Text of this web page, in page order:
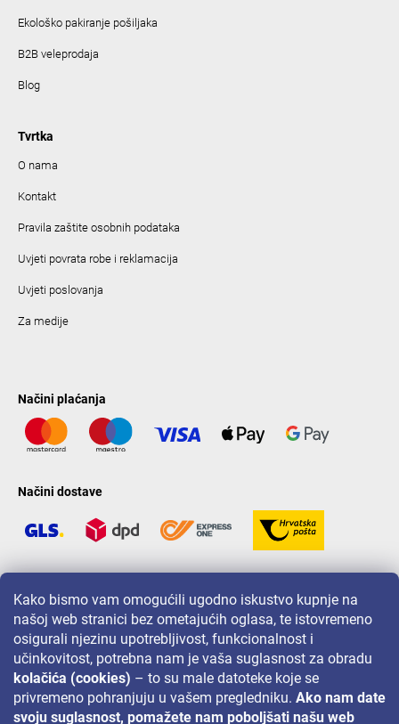
Kako bismo vam omogućili ugodno iskustvo kupnje na
našoj web stranici bez ometajućih oglasa, te istovremeno
osigurali njezinu upotrebljivost, funkcionalnost i
učinkovitost, potrebna nam je vaša suglasnost za obradu
kolačića (cookies) – to su male datoteke koje se
privremeno pohranjuju u vašem pregledniku. Ako nam date
svoju suglasnost, pomažete nam poboljšati našu web
Ekološko pakiranje pošiljaka
B2B veleprodaja
Blog
Tvrtka
O nama
Kontakt
Pravila zaštite osobnih podataka
Uvjeti povrata robe i reklamacija
Uvjeti poslovanja
Za medije
Načini plaćanja
Načini dostave
Za akcije, nagradne igre i popuste pratite nas na: